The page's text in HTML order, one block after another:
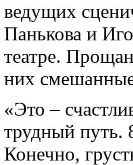
ведущих
Панькова и
театре.
них
«Это –
трудный путь.
Конечно,